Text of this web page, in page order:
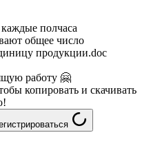
полчаса
общее число
продукции.doc
работу 🤗
копировать и скачивать